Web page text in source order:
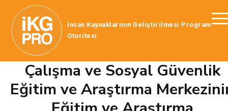
İnsan Kaynaklarının Geliştirilmesi Program
Otoritesi
Çalışma ve Sosyal Güvenlik
Eğitim ve Araştırma